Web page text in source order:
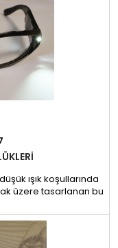
ışık koşullarında
üzere tasarlanan bu
güçlü, gizli LED
olduğu ortamlar için
net,...